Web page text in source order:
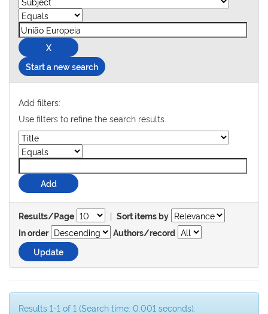
Start a new search
Add filters:
Use filters to refine the search results.
Results/Page | Sort items by
In order
Authors/record
Results 1-1 of 1 (Search time: 0.001 seconds).